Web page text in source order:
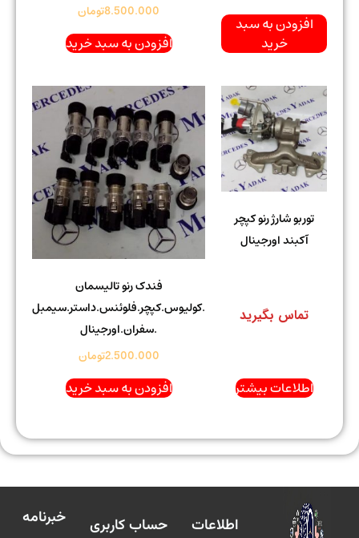
افزودن به سبد
8.500.000تومان
افزودن به سبد خرید
توربو شارژ رنو کپچر
آکبند اورجینال
تماس بگیرید
اطلاعات بیشتر
فندک رنو تالیسمان
.کولیوس.کپچر.فلوئنس.داستر.سیمبل
.سفران.اورجینال
2.500.000تومان
افزودن به سبد خرید
اطلاعات
حساب کاربری
خبرنامه